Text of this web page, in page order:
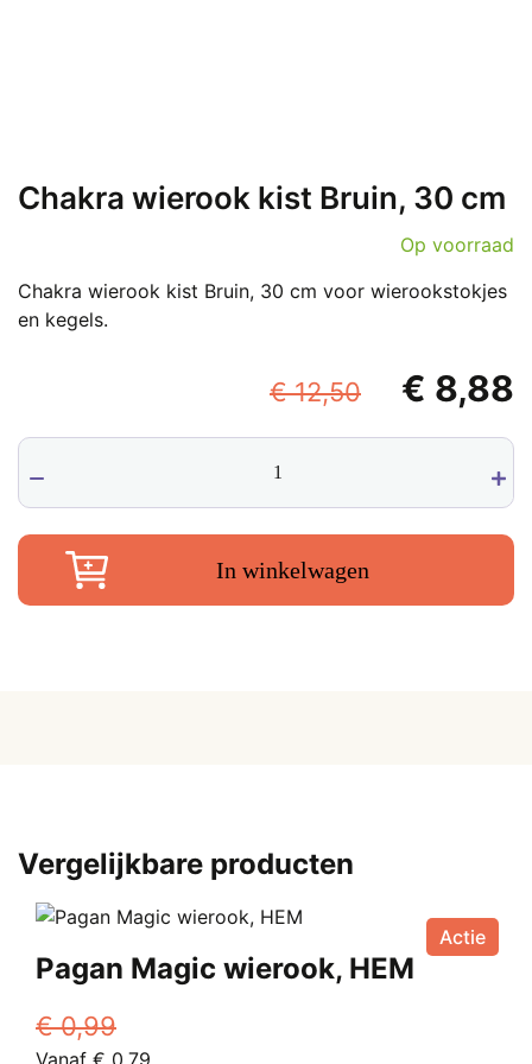
Chakra wierook kist Bruin, 30 cm
Op voorraad
Chakra wierook kist Bruin, 30 cm voor wierookstokjes
en kegels.
€12,50
€ 12,50.
€ 8,88
Chakra
wierook
kist
Bruin,
cm
In winkelwagen
Vergelijkbare producten
Actie
Pagan Magic wierook, HEM
€0,99
Oorspronkelijke
Vanaf € 0,79